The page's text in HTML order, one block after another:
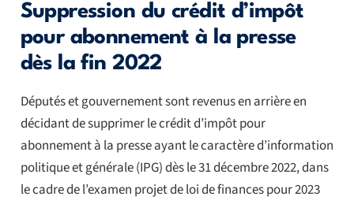
Suppression du crédit d’impôt
pour abonnement à la presse
dès la fin 2022
Députés et gouvernement sont revenus en arrière en
décidant de supprimer le crédit d’impôt pour
abonnement à la presse ayant le caractère d’information
politique et générale (IPG) dès le 31 décembre 2022, dans
le cadre de l’examen projet de loi de finances pour 2023